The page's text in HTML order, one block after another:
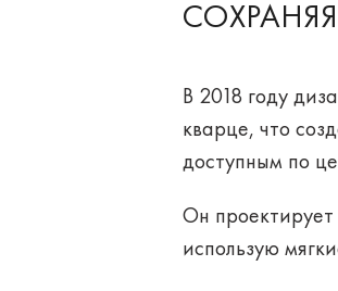
В 2018 году
кварце, что
доступным по
Он проектирует
использую